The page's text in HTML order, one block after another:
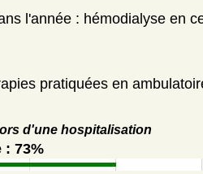
l'année : hémodialyse en
pratiquées en
d'une hospitalisation
: 73%